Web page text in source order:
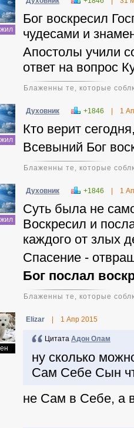
Бог воскресил
чудесами и
Апостолы учили
ответ на вопрос
Блаженны те, которые
Духовник +1846 1
Кто верит
Всевыний Бог
Блаженны те, которые
Духовник +1846 1
Суть была не
Воскресил и
каждого от злых
Спасение -
Бог послал
Блаженны те, которые
Elizar 1 Апр 2015
Цитата Адон Олам
ну сколько
Сам Себе Сын
не Сам в Себе, а